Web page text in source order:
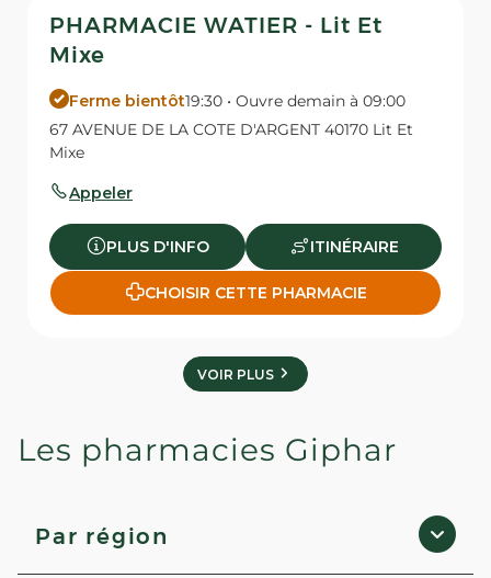
PHARMACIE WATIER - Lit Et
Mixe
Ferme bientôt19:30 • Ouvre demain à 09:00
67 AVENUE DE LA COTE D'ARGENT 40170 Lit Et
Mixe
Appeler
PLUS D'INFO ITINÉRAIRE
CHOISIR CETTE PHARMACIE
VOIR PLUS
Les pharmacies Giphar
Par région